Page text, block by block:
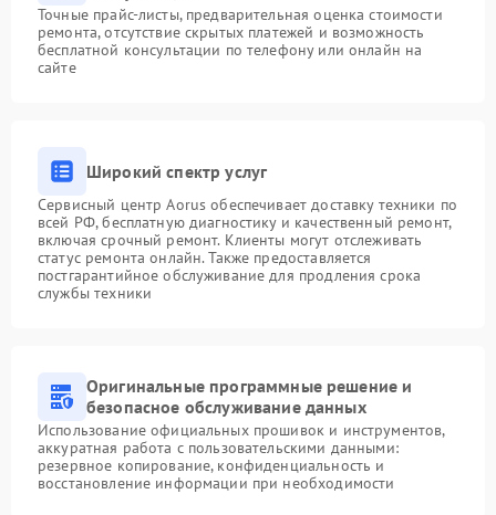
Точные прайс-листы, предварительная оценка стоимости
ремонта, отсутствие скрытых платежей и возможность
бесплатной консультации по телефону или онлайн на
сайте
Широкий спектр услуг
Сервисный центр Aorus обеспечивает доставку техники по
всей РФ, бесплатную диагностику и качественный ремонт,
включая срочный ремонт. Клиенты могут отслеживать
статус ремонта онлайн. Также предоставляется
постгарантийное обслуживание для продления срока
службы техники
Оригинальные программные решение и
безопасное обслуживание данных
Использование официальных прошивок и инструментов,
аккуратная работа с пользовательскими данными:
резервное копирование, конфиденциальность и
восстановление информации при необходимости